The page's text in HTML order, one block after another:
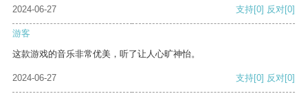
2024-06-27 支持[0] 反对[0]
游客
这款游戏的音乐非常优美，听了让人心旷神怡。
2024-06-27 支持[0] 反对[0]